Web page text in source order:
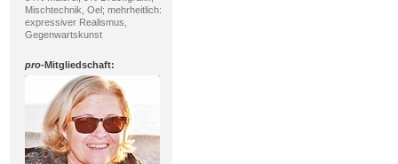
Mischtechnik, Oel; mehrheitlich:
expressiver Realismus,
Gegenwartskunst
pro-Mitgliedschaft: